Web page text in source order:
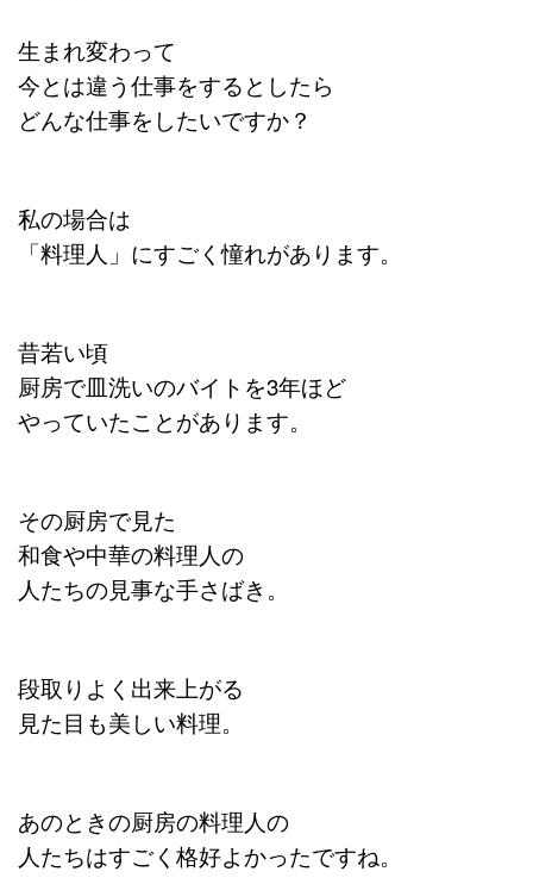
生まれ変わって
今とは違う仕事をするとしたら
どんな仕事をしたいですか？
私の場合は
「料理人」にすごく憧れがあります。
昔若い頃
厨房で皿洗いのバイトを3年ほど
やっていたことがあります。
その厨房で見た
和食や中華の料理人の
人たちの見事な手さばき。
段取りよく出来上がる
見た目も美しい料理。
あのときの厨房の料理人の
人たちはすごく格好よかったですね。